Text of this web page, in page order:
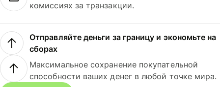
комиссиях за транзакции.
Отправляйте деньги за границу и экономьте на
сборах
Максимальное сохранение покупательной
способности ваших денег в любой точке мира.